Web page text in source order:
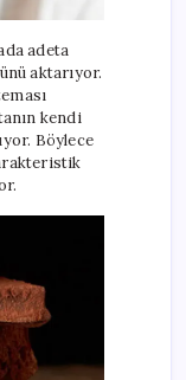
adeta
aktarıyor.
kendi
Böylece